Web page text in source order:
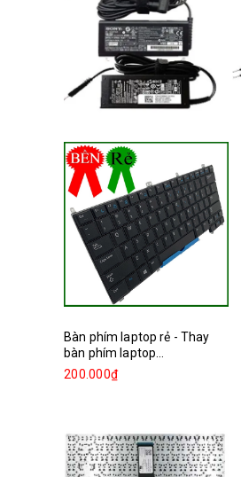
Bàn phím laptop rẻ - Thay
bàn phím laptop...
200.000₫